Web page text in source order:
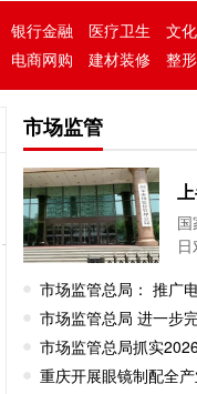
银行金融 医疗卫生 文
电商网购 建材装修 整
市场监管
市场监管总局： 推广
市场监管总局 进一步
市场监管总局抓实
重庆开展眼镜制配全